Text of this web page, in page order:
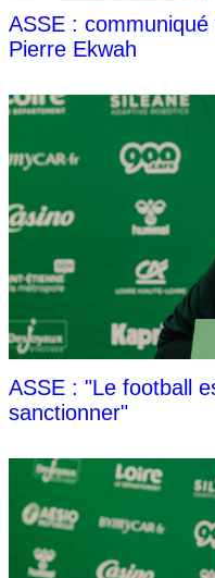
ASSE :
Pierre Ekwah
ASSE : "Le football
sanctionner"